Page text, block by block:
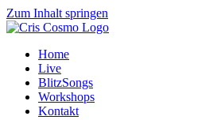
Zum Inhalt springen
Home
Live
BlitzSongs
Workshops
Kontakt